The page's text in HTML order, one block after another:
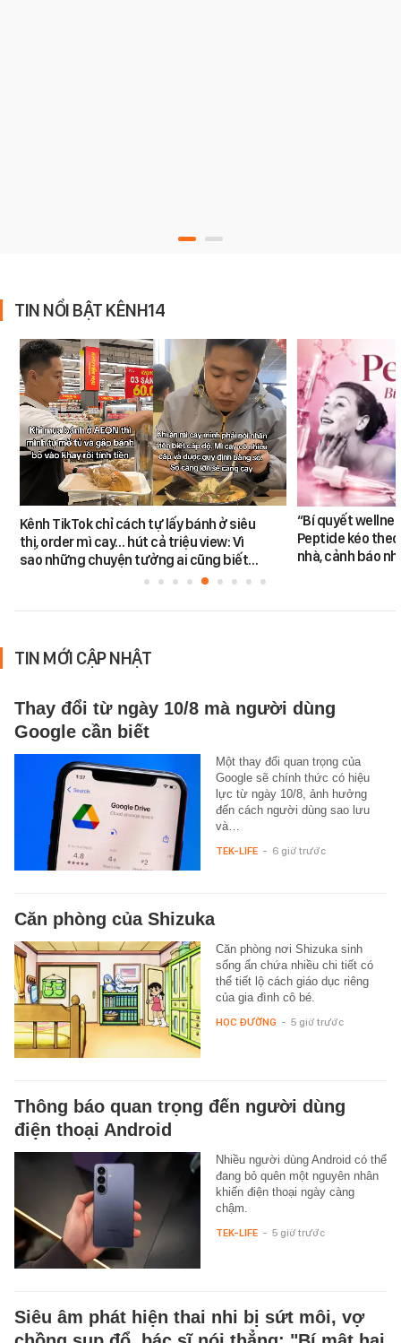
TIN NỔI BẬT KÊNH14
Kênh TikTok chỉ cách tự lấy bánh ở siêu
thị, order mì cay… hút cả triệu view: Vì
sao những chuyện tưởng ai cũng biết…
“Bí quyết
Peptide kéo
nhà, cảnh báo
TIN MỚI CẬP NHẬT
Thay đổi từ ngày 10/8 mà người dùng
Google cần biết
Một thay đổi quan trọng của
Google sẽ chính thức có hiệu
lực từ ngày 10/8, ảnh hưởng
đến cách người dùng sao lưu
và…
TEK-LIFE - 6 giờ trước
Căn phòng của Shizuka
Căn phòng nơi Shizuka sinh
sống ẩn chứa nhiều chi tiết có
thể tiết lộ cách giáo dục riêng
của gia đình cô bé.
HỌC ĐƯỜNG - 5 giờ trước
Thông báo quan trọng đến người dùng
điện thoại Android
Nhiều người dùng Android có thể
đang bỏ quên một nguyên nhân
khiến điện thoại ngày càng
chậm.
TEK-LIFE - 5 giờ trước
Siêu âm phát hiện thai nhi bị sứt môi, vợ